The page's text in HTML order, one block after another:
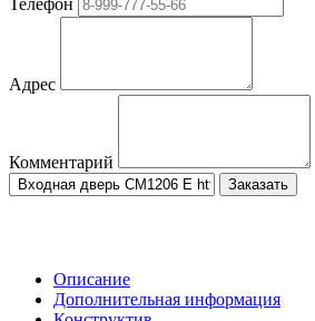
Адрес
Комментарий
Заказать
Описание
Дополнительная информация